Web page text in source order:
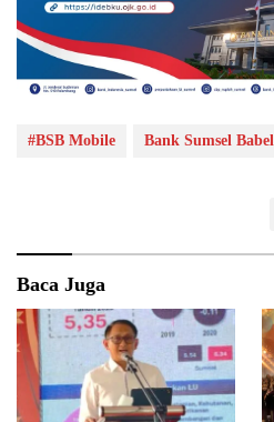
#BSB Mobile Bank Sumsel Babel
Baca Juga